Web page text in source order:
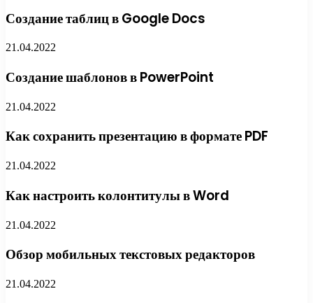
Создание таблиц в Google Docs
21.04.2022
Создание шаблонов в PowerPoint
21.04.2022
Как сохранить презентацию в формате PDF
21.04.2022
Как настроить колонтитулы в Word
21.04.2022
Обзор мобильных текстовых редакторов
21.04.2022